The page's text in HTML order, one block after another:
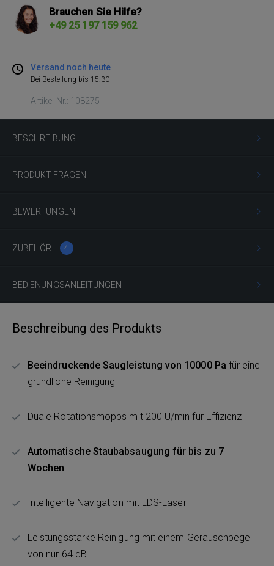
Brauchen Sie Hilfe?
+49 25 197 159 962
Versand noch heute
Bei Bestellung bis 15:30
Artikel Nr.: 108275
BESCHREIBUNG
PRODUKT-FRAGEN
BEWERTUNGEN
ZUBEHÖR 4
BEDIENUNGSANLEITUNGEN
Beschreibung des Produkts
Beeindruckende Saugleistung von 10000 Pa für eine
gründliche Reinigung
Duale Rotationsmopps mit 200 U/min für Effizienz
Automatische Staubabsaugung für bis zu 7
Wochen
Intelligente Navigation mit LDS-Laser
Leistungsstarke Reinigung mit einem Geräuschpegel
von nur 64 dB